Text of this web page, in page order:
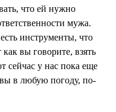
что ей нужно
мужа.
инструменты, что
вы говорите, взять
сейчас у нас пока еще
в любую погоду, по-